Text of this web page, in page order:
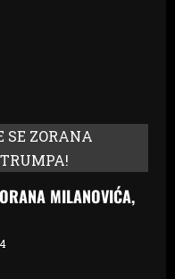
MILANOVIĆA,